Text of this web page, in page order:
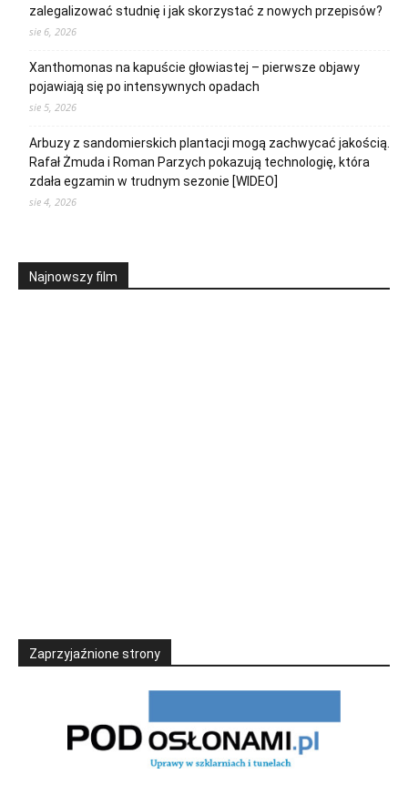
zalegalizować studnię i jak skorzystać z nowych przepisów?
sie 6, 2026
Xanthomonas na kapuście głowiastej – pierwsze objawy
pojawiają się po intensywnych opadach
sie 5, 2026
Arbuzy z sandomierskich plantacji mogą zachwycać jakością.
Rafał Żmuda i Roman Parzych pokazują technologię, która
zdała egzamin w trudnym sezonie [WIDEO]
sie 4, 2026
Najnowszy film
Zaprzyjaźnione strony